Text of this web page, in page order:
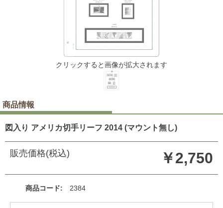
クリックすると画像が拡大されます
商品情報
図入り アメリカ切手リーフ 2014 (マウント無し)
販売価格(税込) ￥2,750
商品コード 2384